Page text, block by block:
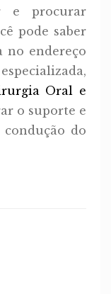
e procurar
pode saber
no endereço
Oral e
o suporte e
do